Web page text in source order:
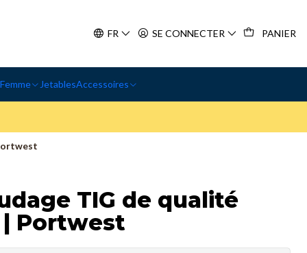
FR SE CONNECTER PANIER
Femme JetablesAccessoires
TIG de qualité
Portwest